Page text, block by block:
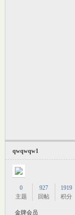
qwqwqw1
0
主题
927
回帖
1919
积分
金牌会员